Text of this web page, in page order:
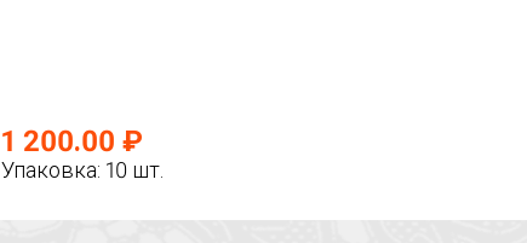
1 200.00 ₽
Упаковка: 10 шт.